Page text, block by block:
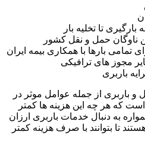
تا تخلیه بار
ناوگان حمل و نقل کشور
تمامی بارها با همکاری بیمه ایران
مجوز های ترافیکی
باربری
باربری از جمله عوامل موثر در
که هر چه این هزینه ها کمتر
به دنبال خدمات باربری ارزان
تا بتوانند با صرف هزینه کمتر